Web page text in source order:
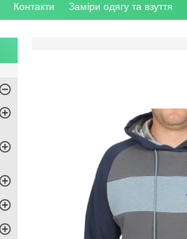
Контакти Заміри одягу та взуття